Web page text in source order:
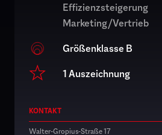
Effizienzsteigerung
Marketing/Vertrieb
Größenklasse B
1 Auszeichnung
KONTAKT
Walter-Gropius-Straße 17